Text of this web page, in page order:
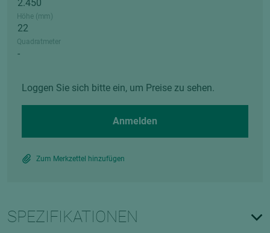
Höhe (mm)
Quadratmeter
Loggen Sie sich bitte ein, um Preise zu sehen.
Anmelden
Zum Merkzettel hinzufügen
SPEZIFIKATIONEN